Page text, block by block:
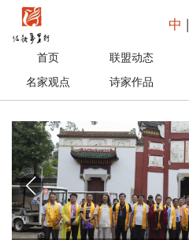
中 |
首页 联盟动态
名家观点
诗家作品